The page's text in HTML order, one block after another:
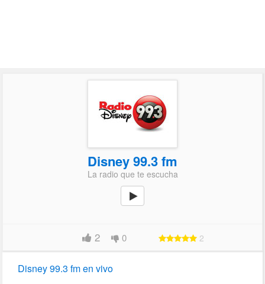
Disney 99.3 fm
La radio que te escucha
2 0 2
Disney 99.3 fm en vivo